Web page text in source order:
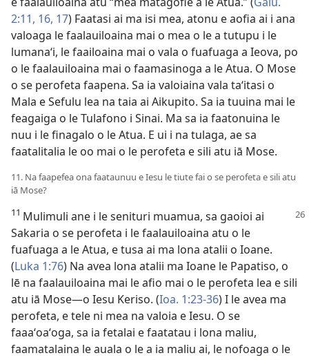
2:11, 16, 17) Faatasi ai ma isi mea, atonu e aofia ai i ana
valoaga le faalauiloaina mai o mea o le a tutupu i le
lumanaʻi, le faailoaina mai o vala o fuafuaga a Ieova, po
o le faalauiloaina mai o faamasinoga a le Atua. O Mose
o se perofeta faapena. Sa ia valoiaina vala taʻitasi o
Mala e Sefulu lea na taia ai Aikupito. Sa ia tuuina mai le
feagaiga o le Tulafono i Sinai. Ma sa ia faatonuina le
nuu i le finagalo o le Atua. E ui i na tulaga, ae sa
faatalitalia le oo mai o le perofeta e sili atu iā Mose.
11. Na faapefea ona faataunuu e Iesu le tiute fai o se perofeta e sili atu
iā Mose?
11 Mulimuli ane i le senituri muamua, sa gaoioi ai
Sakaria o se perofeta i le faalauiloaina atu o le
fuafuaga a le Atua, e tusa ai ma lona atalii o Ioane.
(Luka 1:76) Na avea lona atalii ma Ioane le Papatiso, o
lē na faalauiloaina mai le afio mai o le perofeta lea e sili
atu iā Mose—o Iesu Keriso. (Ioa. 1:23-36) I le avea ma
perofeta, e tele ni mea na valoia e Iesu. O se
faaaʻoaʻoga, sa ia fetalai e faatatau i lona maliu,
faamatalaina le auala o le a ia maliu ai, le nofoaga o le